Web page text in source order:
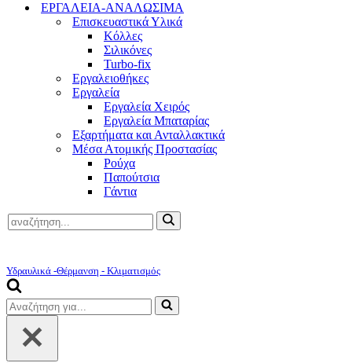
ΕΡΓΑΛΕΙΑ-ΑΝΑΛΩΣΙΜΑ
Επισκευαστικά Υλικά
Κόλλες
Σιλικόνες
Turbo-fix
Εργαλειοθήκες
Εργαλεία
Εργαλεία Χειρός
Εργαλεία Μπαταρίας
Εξαρτήματα και Ανταλλακτικά
Μέσα Ατομικής Προστασίας
Ρούχα
Παπούτσια
Γάντια
Αναζήτηση
για...
Υδραυλικά -Θέρμανση - Κλιματισμός
Αναζήτηση
για...